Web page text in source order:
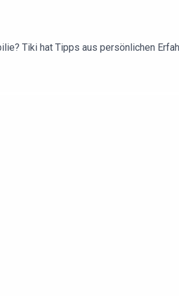
Tiki hat Tipps aus persönlichen